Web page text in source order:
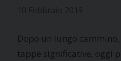
Dopo un lungo
tappe significative, oggi